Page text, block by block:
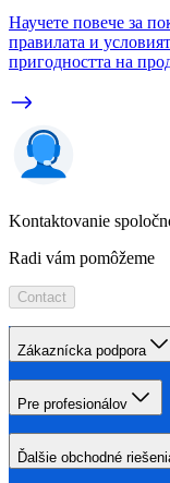
Научете повече за
правилата и
пригодността на
Kontaktovanie
Radi vám pomôžeme
Contact
Zákaznícka podpora
Pre profesionálov
Ďalšie obchodné